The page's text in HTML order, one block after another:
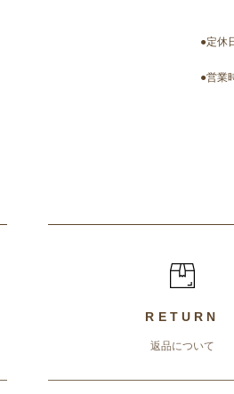
●定休
●営業
RETURN
返品について